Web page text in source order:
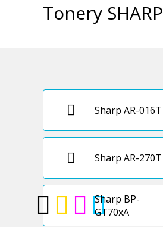
Tonery SHARP
Sharp AR-016T
Sharp AR-270T
Sharp BP-
GT70xA